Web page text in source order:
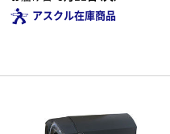
アスクル在庫商品